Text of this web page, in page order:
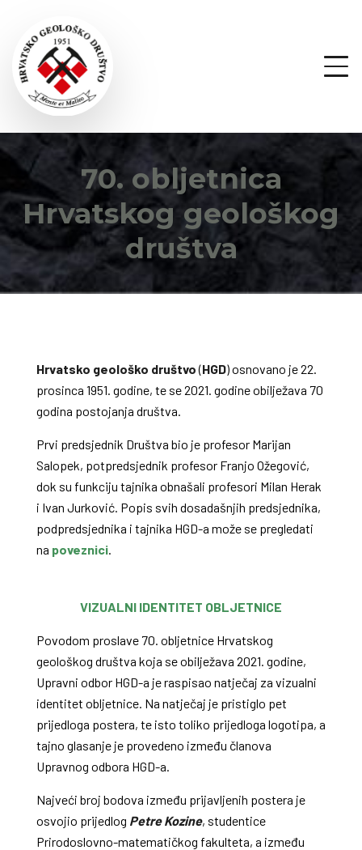
70. obljetnica
Hrvatskog geološkog
društva
Hrvatsko geološko društvo(HGD) osnovano je 22.
prosinca 1951. godine, te se 2021. godine obilježava 70
godina postojanja društva.
Prvi predsjednik Društva bio je profesor Marijan
Salopek, potpredsjednik profesor Franjo Ožegović,
dok su funkciju tajnika obnašali profesori Milan Herak
i Ivan Jurković. Popis svih dosadašnjih predsjednika,
podpredsjednika i tajnika HGD-a može se pregledati
na poveznici.
VIZUALNI IDENTITET OBLJETNICE
Povodom proslave 70. obljetnice Hrvatskog
geološkog društva koja se obilježava 2021. godine,
Upravni odbor HGD-a je raspisao natječaj za vizualni
identitet obljetnice. Na natječaj je pristiglo pet
prijedloga postera, te isto toliko prijedloga logotipa, a
tajno glasanje je provedeno između članova
Upravnog odbora HGD-a.
Najveći broj bodova između prijavljenih postera je
osvojio prijedlog Petre Kozine, studentice
Prirodoslovno-matematičkog fakulteta, a između